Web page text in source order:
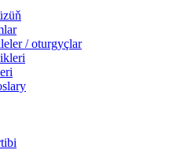
/ oturgyçlar